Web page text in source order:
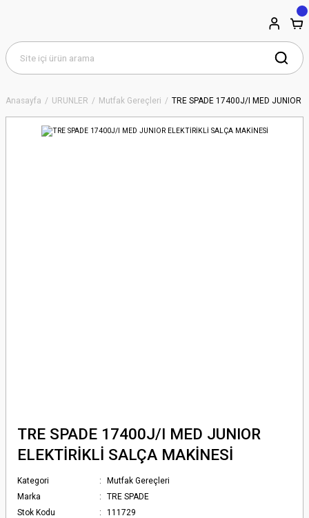
Anasayfa ÜRÜNLER Mutfak Gereçleri TRE SPADE 17400J/I MED JUNIOR
TRE SPADE 17400J/I MED JUNIOR
ELEKTİRİKLİ SALÇA MAKİNESİ
Kategori
Mutfak Gereçleri
Marka
TRE SPADE
Stok Kodu
111729